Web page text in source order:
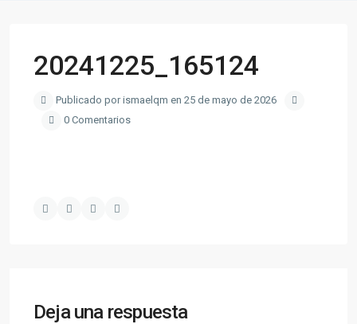
20241225_165124
Publicado por ismaelqm en 25 de mayo de 2026
0 Comentarios
Deja una respuesta